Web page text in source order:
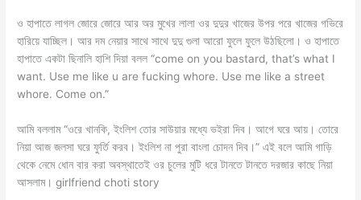
ও হাপাতে লাগল জোরে জোরে আর অর মুখের লালা ওর দুদুর খাজের উপর পরে খাজের গভিরে
হারিয়ে যাচ্ছিল। আর দম নেয়ার সাথে সাথে দুদু গুলা আরো ফুলে ফুলে উঠছিলো। ও হাপাতে
হাপাতে একটা ছিনালি হাশি দিয়া বলল “come on you bastard, that’s what I
want. Use me like u are fucking whore. Use me like a street
whore. Come on.”
আমি বললাম “ওরে খানকি, ইংলিশ তোর সাউয়ার মধ্যে ভইরা দিব। আগে ঘরে আয়। তোরে
নিয়া আজ জলসা ঘরে ফুর্তি করব। ইংলিশ না পুরা বাংলা চোদন দিব।” এই বলে আমি গাড়ি
থেকে নেমে ধোন বার করা অবস্থাতেই ওর চুলের মুটি ধরে টানতে টানতে দরজার কাছে নিয়া
আসলাম। girlfriend choti story